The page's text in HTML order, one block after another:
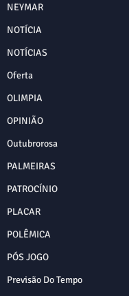
NEYMAR
NOTÍCIA
NOTÍCIAS
Oferta
OLIMPIA
OPINIÃO
Outubrorosa
PALMEIRAS
PATROCÍNIO
PLACAR
POLÊMICA
PÓS JOGO
Previsão Do Tempo